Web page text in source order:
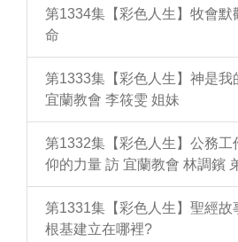
第1334集【彩色人生】牧會默
命
第1333集【彩色人生】神是我
宜蘭教會 李筱雯 姐妹
第1332集【彩色人生】公務工
仰的力量 訪 宜蘭教會 林調鑌
第1331集【彩色人生】聖經故
根基建立在哪裡?